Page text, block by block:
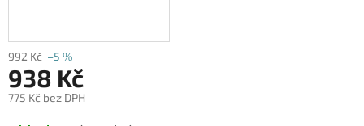
992 Kč –5 %
938 Kč
775 Kč bez DPH